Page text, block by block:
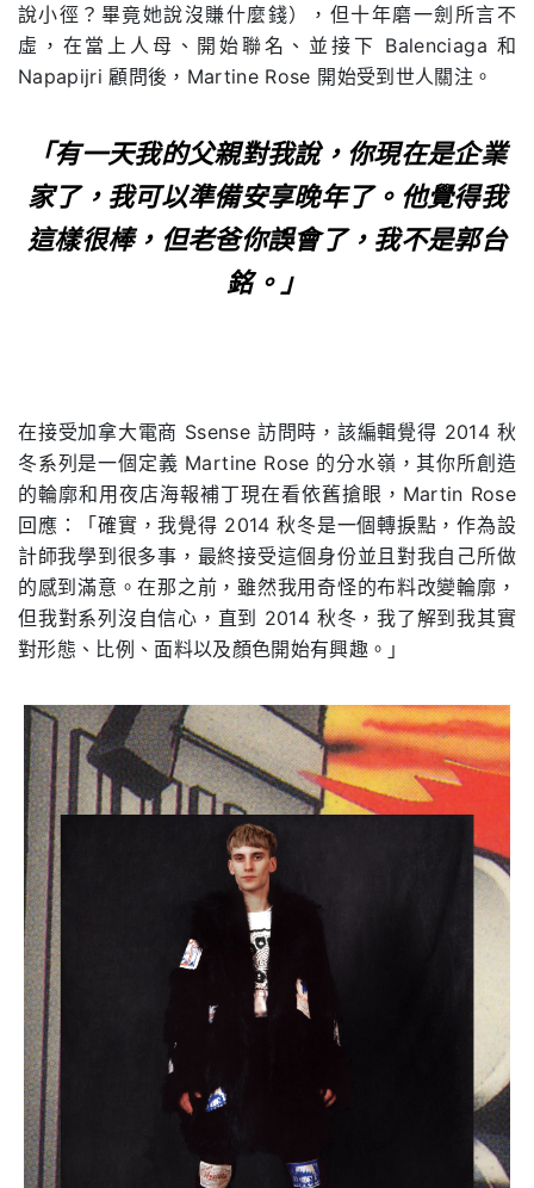
說小徑？畢竟她說沒賺什麼錢），但十年磨一劍所言不
虛，在當上人母、開始聯名、並接下 Balenciaga 和
Napapijri 顧問後，Martine Rose 開始受到世人關注。
「有一天我的父親對我說，你現在是企業
家了，我可以準備安享晚年了。他覺得我
這樣很棒，但老爸你誤會了，我不是郭台
銘。」
在接受加拿大電商 Ssense 訪問時，該編輯覺得 2014 秋
冬系列是一個定義 Martine Rose 的分水嶺，其你所創造
的輪廓和用夜店海報補丁現在看依舊搶眼，Martin Rose
回應：「確實，我覺得 2014 秋冬是一個轉捩點，作為設
計師我學到很多事，最終接受這個身份並且對我自己所做
的感到滿意。在那之前，雖然我用奇怪的布料改變輪廓，
但我對系列沒自信心，直到 2014 秋冬，我了解到我其實
對形態、比例、面料以及顏色開始有興趣。」